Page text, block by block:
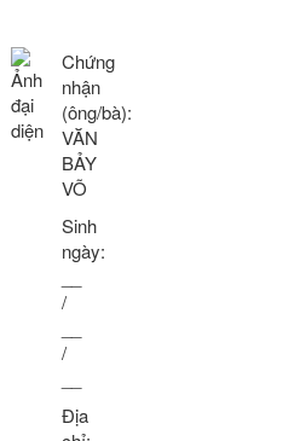
Chứng
nhận
(ông/bà):
VĂN
BẢY
VÕ
Sinh
ngày:
/
/
Địa